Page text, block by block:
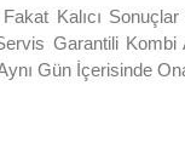
Kalıcı
Garantili
Gün İçerisinde